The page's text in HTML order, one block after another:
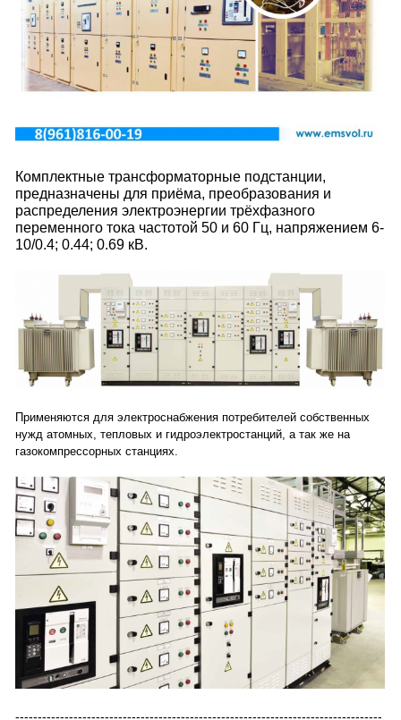
Комплектные трансформаторные подстанции,
предназначены для приёма, преобразования и
распределения электроэнергии трёхфазного
переменного тока частотой 50 и 60 Гц, напряжением 6-
10/0.4; 0.44; 0.69 кВ.
Применяются для электроснабжения потребителей собственных
нужд атомных, тепловых и гидроэлектростанций, а так же на
газокомпрессорных станциях.
----------------------------------------------------------------------------------